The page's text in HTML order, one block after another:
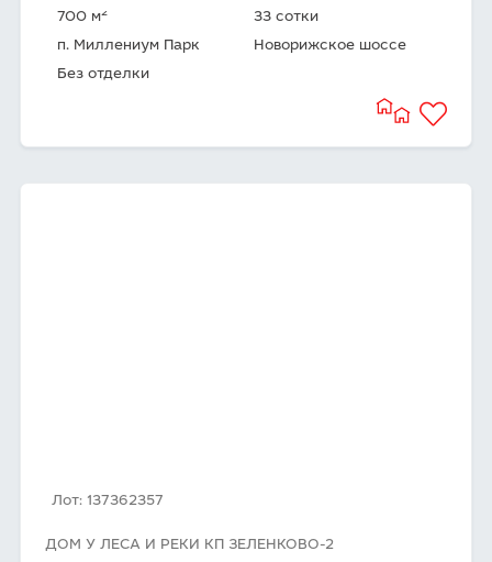
700 м2
33 сотки
п. Миллениум Парк
Новорижское шоссе
Без отделки
Лот: 137362357
ДОМ У ЛЕСА И РЕКИ КП ЗЕЛЕНКОВО-2